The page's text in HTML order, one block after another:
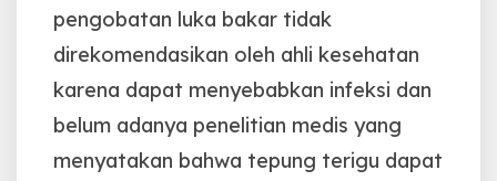
pengobatan luka bakar tidak
direkomendasikan oleh ahli kesehatan
karena dapat menyebabkan infeksi dan
belum adanya penelitian medis yang
menyatakan bahwa tepung terigu dapat